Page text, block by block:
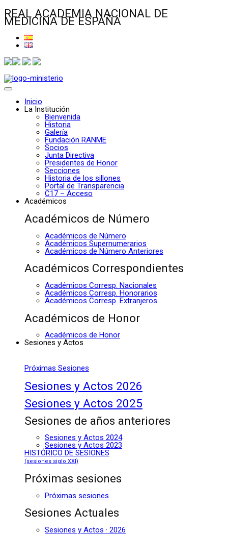
REAL ACADEMIA NACIONAL DE
MEDICINA DE ESPAÑA
Inicio
La Institución
Bienvenida
Historia
Galería
Fundación RANME
Socios
Junta Directiva
Presidentes de Honor
Secciones
Historia de los sillones
Portal de Transparencia
C17 – Acceso
Académicos
Académicos de Número
Académicos de Número
Académicos Supernumerarios
Académicos de Número Anteriores
Académicos Correspondientes
Académicos Corresp. Nacionales
Académicos Corresp. Honorarios
Académicos Corresp. Extranjeros
Académicos de Honor
Académicos de Honor
Sesiones y Actos
Próximas Sesiones
Sesiones y Actos 2026
Sesiones y Actos 2025
Sesiones de años anteriores
Sesiones y Actos 2024
Sesiones y Actos 2023
HISTÓRICO DE SESIONES
(sesiones siglo XXI)
Próximas sesiones
Próximas sesiones
Sesiones Actuales
Sesiones y Actos · 2026